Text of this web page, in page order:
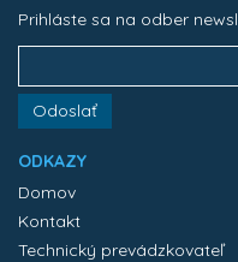
Prihláste sa na odber
Odoslať
ODKAZY
Domov
Kontakt
Technický prevádzkovateľ